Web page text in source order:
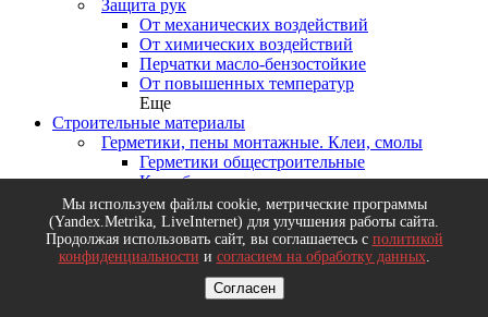
Защита рук
От механических воздействий
От химических воздействий
Перчатки масло-бензостойкие
От повышенных температур
Еще
Строительные материалы
Герметики, пены монтажные. Клеи, смолы
Герметики общестроительные
Клеи бытовые и промышленные
Пена монтажная
Смолы. Композитные материалы
Еще
Лакокрасочные материалы
Защитные составы, антисептики, огне-био
Краски на водной основе, универсальные
Мы используем файлы cookie, метрические программы
(Yandex.Metrika, LiveInternet) для улучшения работы сайта.
Продолжая использовать сайт, вы соглашаетесь с политикой
конфиденциальности и согласием на обработку данных.
Согласен